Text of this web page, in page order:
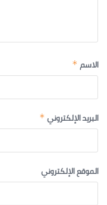
الاسم *
البريد الإلكتروني *
الموقع الإلكتروني